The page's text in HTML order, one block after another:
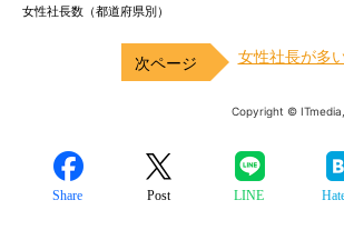
女性社長数（都道府県別）
女性社長が多
Copyright ©
Share Post LINE